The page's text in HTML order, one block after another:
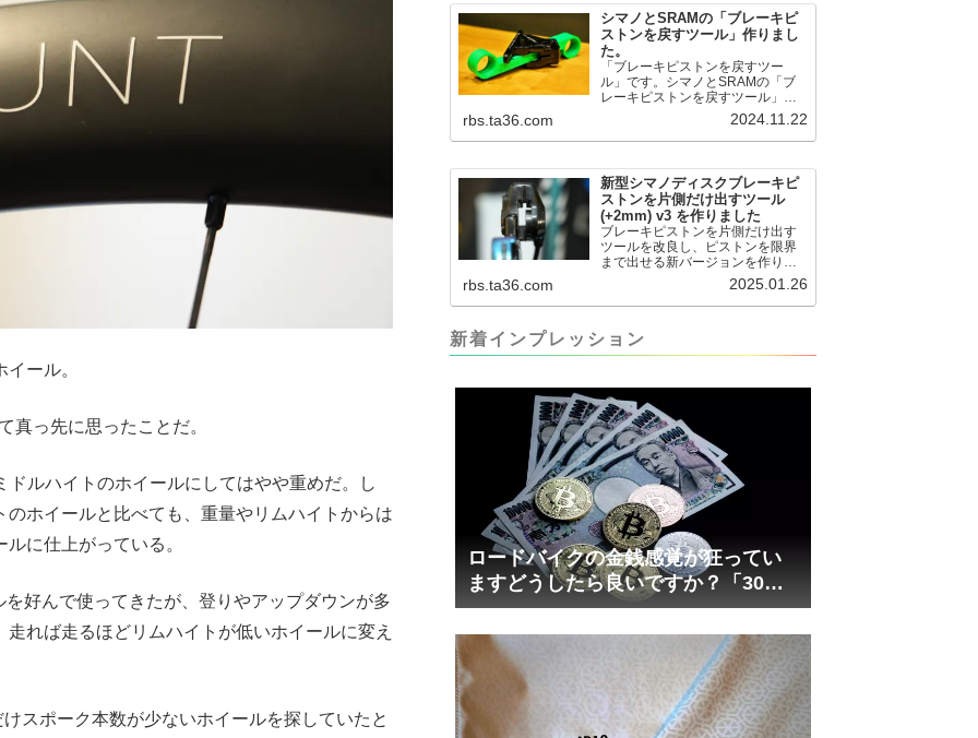
ール。
真っ先に思ったことだ。
ドルハイトのホイールにしてはやや重めだ。し
ホイールと比べても、重量やリムハイトからは
に仕上がっている。
好んで使ってきたが、登りやアップダウンが多
れば走るほどリムハイトが低いホイールに変え
スポーク本数が少ないホイールを探していたと
Sokutei) アルミ直尺 アル助 1m ホ
ワイト 65445posted at 2025.12.12
シンワ測定(Shinwa Sokutei)
￥1,375Amazon.c...
シマノとSRAMの「ブレーキピ
ストンを戻すツール」作りまし
た。
「ブレーキピストンを戻すツー
ル」です。シマノとSRAMの「ブ
レーキピストンを戻すツール」作
りました。出したからには、戻す
必要が。。。でも、タイヤレバー
や六角レンチはつかってはダメだ
戻すツール」
pic.twitter.com/jiwVmCb32N— IT技
術者ロードバイク (@FJT_TKS)
November 22, 2024何ができるの
かというと、出ているピス...
rbs.ta36.com 2024.11.22
新型シマノディスクブレーキピ
ストンを片側だけ出すツール
(+2mm) v3 を作りました
ブレーキピストンを片側だけ出す
ツールを改良し、ピストンを限界
まで出せる新バージョンを作りま
した。前作よりも+2.18mm出せる
ようになりました。寸法設計に関
しては、数パターンを作って、オ
も安全な寸法設計に落ち着いてい
ます。ピストン出しチキンレース
れしましたが、ギリギリまで攻め
てますのでピストン内部の汚れを
さらに掃除できると思います。前
作の...
rbs.ta36.com 2025.01.26
新着インプレッション
ロードバイクの金銭感覚が狂ってい
ますどうしたら良いですか？「30万
円は安い」の正体